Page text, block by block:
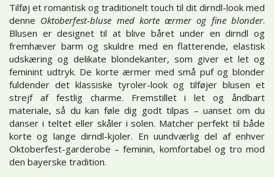
Tilføj et romantisk og traditionelt touch til dit dirndl-look med
denne Oktoberfest-bluse med korte ærmer og fine blonder.
Blusen er designet til at blive båret under en dirndl og
fremhæver barm og skuldre med en flatterende, elastisk
udskæring og delikate blondekanter, som giver et let og
feminint udtryk. De korte ærmer med små puf og blonder
fuldender det klassiske tyroler-look og tilføjer blusen et
strejf af festlig charme. Fremstillet i let og åndbart
materiale, så du kan føle dig godt tilpas – uanset om du
danser i teltet eller skåler i solen. Matcher perfekt til både
korte og lange dirndl-kjoler. En uundværlig del af enhver
Oktoberfest-garderobe – feminin, komfortabel og tro mod
den bayerske tradition.